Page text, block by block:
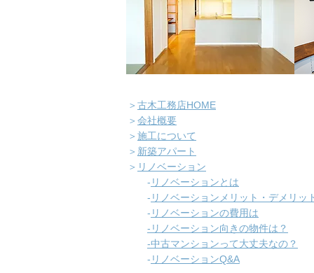
＞ 古木工務店HOME
＞ 会社概要
＞ 施工について
＞ 新築アパート
＞ リノベーション
- ​リノベーションとは
- リノベーションメリット・デメリッ
- リノベーションの費用は
-リノベーション向きの物件は？
-中古マンションって大丈夫なの？
- リノベーションQ&A